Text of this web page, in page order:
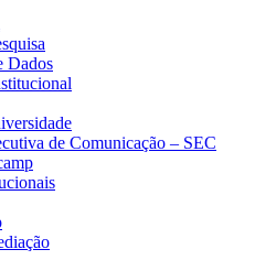
Dados
de Comunicação – SEC